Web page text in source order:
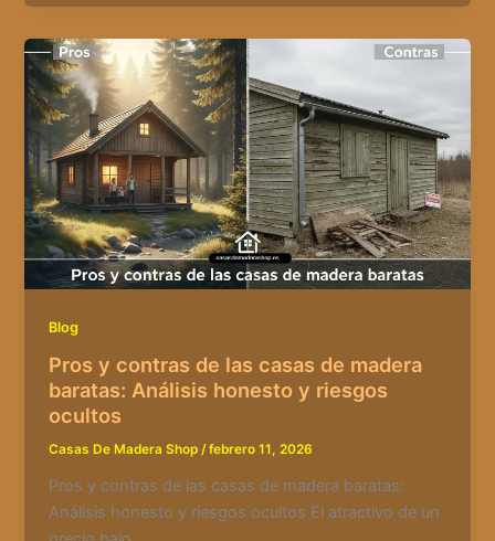
Blog
Pros y contras de las casas de madera
baratas: Análisis honesto y riesgos
ocultos
Casas De Madera Shop/febrero 11, 2026
Pros y contras de las casas de madera baratas:
Análisis honesto y riesgos ocultos El atractivo de un